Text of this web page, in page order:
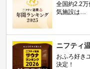
全国約2.2
気施設は…
ニフティ
おふろ好き
決定！